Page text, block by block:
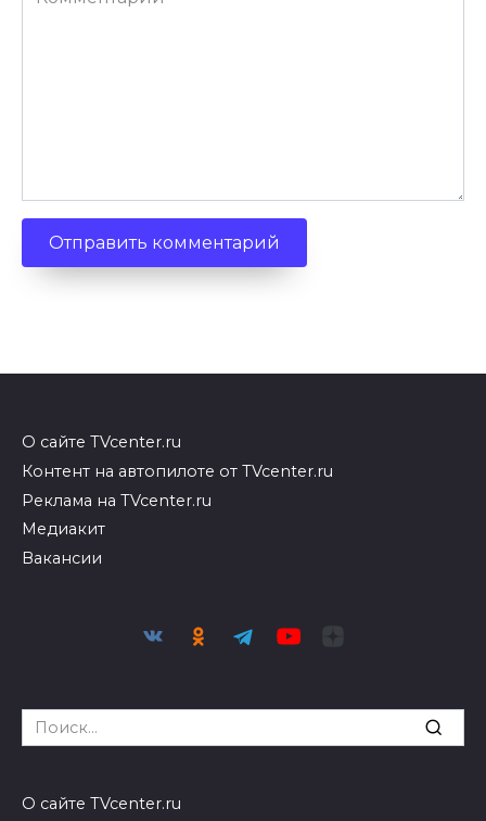
О сайте TVcenter.ru
Контент на автопилоте от TVcenter.ru
Реклама на TVcenter.ru
Медиакит
Вакансии
Search
for:
О сайте TVcenter.ru